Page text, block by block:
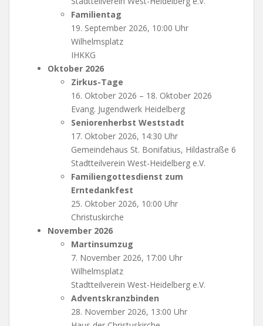
Familientag
19. September 2026, 10:00 Uhr
Wilhelmsplatz
IHKKG
Oktober 2026
Zirkus-Tage
16. Oktober 2026 – 18. Oktober 2026
Evang. Jugendwerk Heidelberg
Seniorenherbst Weststadt
17. Oktober 2026, 14:30 Uhr
Gemeindehaus St. Bonifatius, Hildastraße 6
Stadtteilverein West-Heidelberg e.V.
Familiengottesdienst zum
Erntedankfest
25. Oktober 2026, 10:00 Uhr
Christuskirche
November 2026
Martinsumzug
7. November 2026, 17:00 Uhr
Wilhelmsplatz
Stadtteilverein West-Heidelberg e.V.
Adventskranzbinden
28. November 2026, 13:00 Uhr